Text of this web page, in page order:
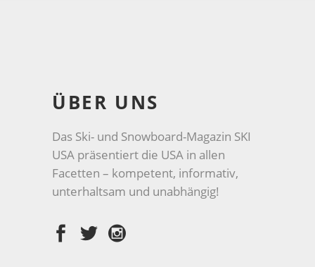
ÜBER UNS
Das Ski- und Snowboard-Magazin SKI
USA präsentiert die USA in allen
Facetten – kompetent, informativ,
unterhaltsam und unabhängig!